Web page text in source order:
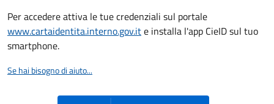
Per accedere attiva le tue credenziali sul portale
www.cartaidentita.interno.gov.ite installa l'app CieID sul tuo
smartphone.
Se hai bisogno di aiuto...